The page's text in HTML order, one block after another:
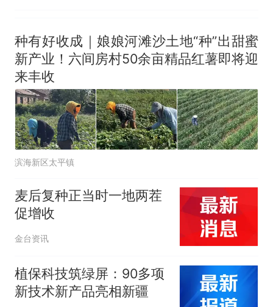
种有好收成｜娘娘河滩沙土地“种”出甜蜜
新产业！六间房村50余亩精品红薯即将迎
来丰收
滨海新区太平镇
麦后复种正当时一地两茬
促增收
金台资讯
植保科技筑绿屏：90多项
新技术新产品亮相新疆